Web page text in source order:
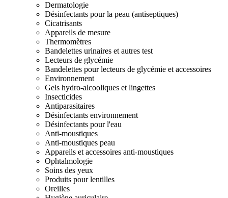
Dermatologie
Désinfectants pour la peau (antiseptiques)
Cicatrisants
Appareils de mesure
Thermomètres
Bandelettes urinaires et autres test
Lecteurs de glycémie
Bandelettes pour lecteurs de glycémie et accessoires
Environnement
Gels hydro-alcooliques et lingettes
Insecticides
Antiparasitaires
Désinfectants environnement
Désinfectants pour l'eau
Anti-moustiques
Anti-moustiques peau
Appareils et accessoires anti-moustiques
Ophtalmologie
Soins des yeux
Produits pour lentilles
Oreilles